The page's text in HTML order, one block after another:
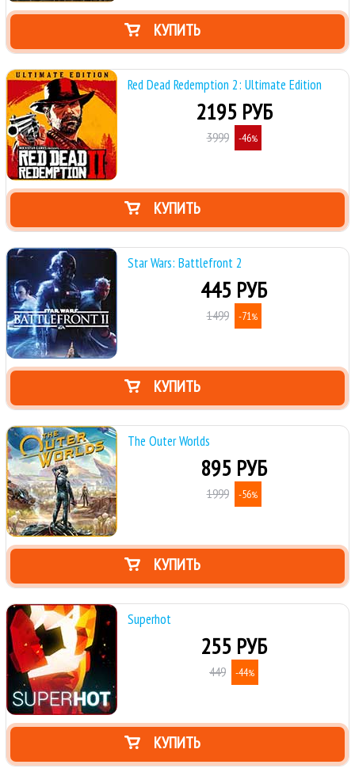
КУПИТЬ
Red Dead Redemption 2: Ultimate Edition
2195 РУБ
3999 -46%
КУПИТЬ
Star Wars: Battlefront 2
445 РУБ
1499 -71%
КУПИТЬ
The Outer Worlds
895 РУБ
1999 -56%
КУПИТЬ
Superhot
255 РУБ
449 -44%
КУПИТЬ